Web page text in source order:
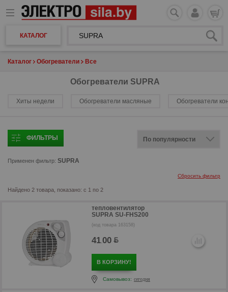
КАТАЛОГ
Каталог Обогреватели Все
Обогреватели SUPRA
Хиты недели Обогреватели масляные Обогреватели
ФИЛЬТРЫ
Применен фильтр: SUPRA
Сбросить фильтр
Найдено 2 товара, показано: с 1 по 2
тепловентилятор
SUPRA SU-FHS200
(код товара 163158)
41.00
В КОРЗИНУ!
Самовывоз: сегодня